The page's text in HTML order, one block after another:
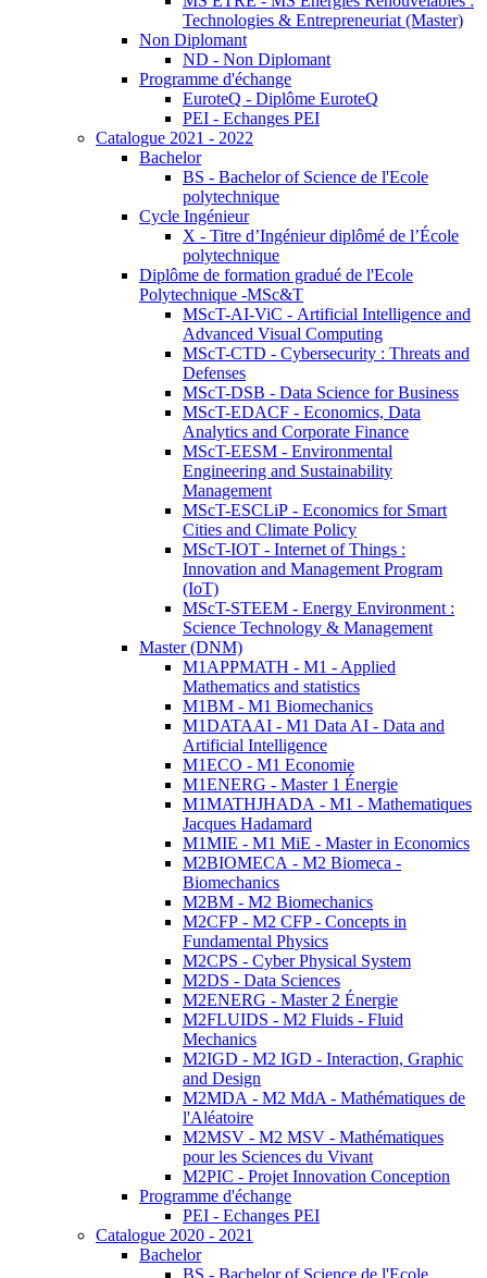
Technologies & Entrepreneuriat (Master)
Non Diplomant
ND - Non Diplomant
Programme d'échange
EuroteQ - Diplôme EuroteQ
PEI - Echanges PEI
Catalogue 2021 - 2022
Bachelor
BS - Bachelor of Science de l'Ecole
polytechnique
Cycle Ingénieur
X - Titre d’Ingénieur diplômé de l’École
polytechnique
Diplôme de formation gradué de l'Ecole
Polytechnique -MSc&T
MScT-AI-ViC - Artificial Intelligence and
Advanced Visual Computing
MScT-CTD - Cybersecurity : Threats and
Defenses
MScT-DSB - Data Science for Business
MScT-EDACF - Economics, Data
Analytics and Corporate Finance
MScT-EESM - Environmental
Engineering and Sustainability
Management
MScT-ESCLiP - Economics for Smart
Cities and Climate Policy
MScT-IOT - Internet of Things :
Innovation and Management Program
(IoT)
MScT-STEEM - Energy Environment :
Science Technology & Management
Master (DNM)
M1APPMATH - M1 - Applied
Mathematics and statistics
M1BM - M1 Biomechanics
M1DATAAI - M1 Data AI - Data and
Artificial Intelligence
M1ECO - M1 Economie
M1ENERG - Master 1 Énergie
M1MATHJHADA - M1 - Mathematiques
Jacques Hadamard
M1MIE - M1 MiE - Master in Economics
M2BIOMECA - M2 Biomeca -
Biomechanics
M2BM - M2 Biomechanics
M2CFP - M2 CFP - Concepts in
Fundamental Physics
M2CPS - Cyber Physical System
M2DS - Data Sciences
M2ENERG - Master 2 Énergie
M2FLUIDS - M2 Fluids - Fluid
Mechanics
M2IGD - M2 IGD - Interaction, Graphic
and Design
M2MDA - M2 MdA - Mathématiques de
l'Aléatoire
M2MSV - M2 MSV - Mathématiques
pour les Sciences du Vivant
M2PIC - Projet Innovation Conception
Programme d'échange
PEI - Echanges PEI
Catalogue 2020 - 2021
Bachelor
BS - Bachelor of Science de l'Ecole